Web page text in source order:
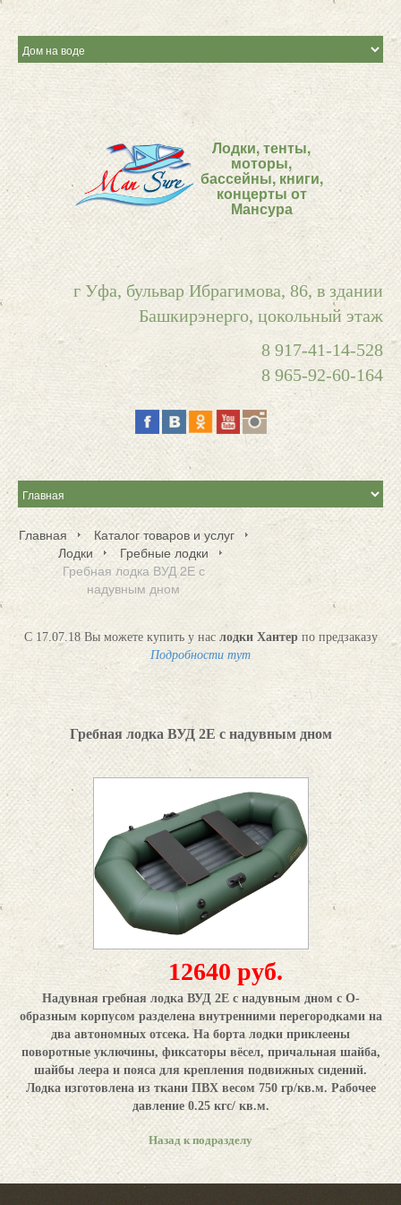
Лодки, тенты,
моторы,
бассейны, книги,
концерты от
Мансура
г Уфа, бульвар Ибрагимова, 86, в здании
Башкирэнерго, цокольный этаж
8 917-41-14-528
8 965-92-60-164
Главная
Каталог товаров и услуг
Лодки
Гребные лодки
Гребная лодка ВУД 2Е с
надувным дном
С 17.07.18 Вы можете купить у нас лодки Хантер по предзаказу
Подробности тут
Гребная лодка ВУД 2Е с надувным дном
12640 руб.
Надувная гребная лодка ВУД 2Е с надувным дном с О-
образным корпусом разделена внутренними перегородками на
два автономных отсека. На борта лодки приклеены
поворотные уключины, фиксаторы вёсел, причальная шайба,
шайбы леера и пояса для крепления подвижных сидений.
Лодка изготовлена из ткани ПВХ весом 750 гр/кв.м. Рабочее
давление 0.25 кгс/ кв.м.
Назад к подразделу